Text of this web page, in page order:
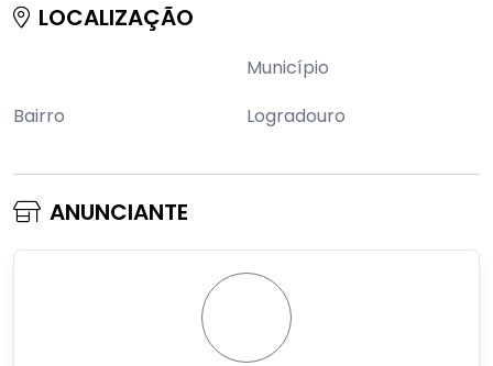
LOCALIZAÇÃO
Município
Bairro
Logradouro
ANUNCIANTE